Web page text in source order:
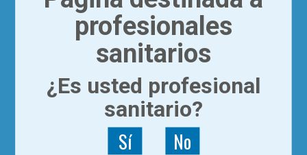
POST RECIENTES
Los datos de vida real confirman el
papel deSaccharomyces boulardii
CNCM I-745 en la erradicación de
Eco-solidaridad para superar la
adversidad
profesionales
sanitarios
¿Es usted profesional
sanitario?
Sí No